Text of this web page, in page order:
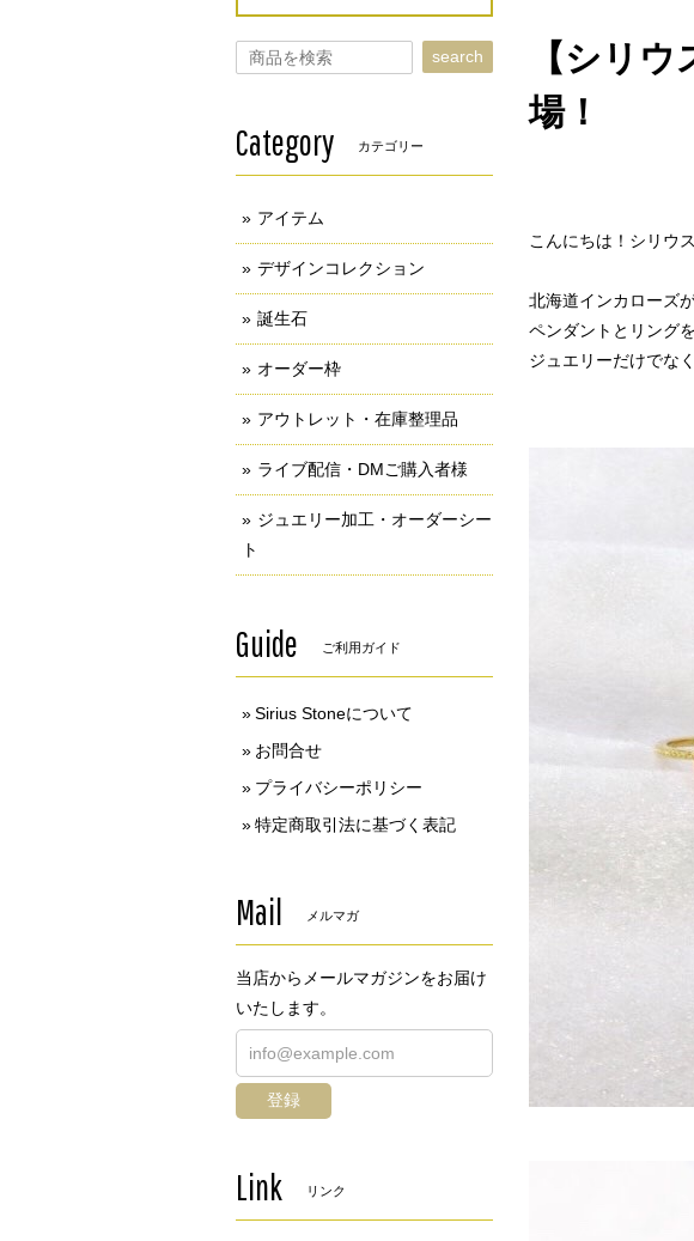
【シリ
場！
こんにちは！シリウ
北海道インカローズ
ペンダントとリング
ジュエリーだけでな
search
Category カテゴリー
アイテム
デザインコレクション
誕生石
オーダー枠
アウトレット・在庫整理品
ライブ配信・DMご購入者様
ジュエリー加工・オーダーシー
ト
Guide ご利用ガイド
Sirius Stoneについて
お問合せ
プライバシーポリシー
特定商取引法に基づく表記
Mail メルマガ
当店からメールマガジンをお届け
いたします。
登録
Link リンク